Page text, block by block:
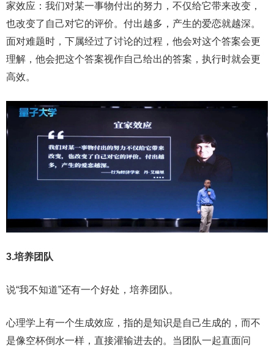
家效应：我们对某一事物付出的努力，不仅给它带来改变，
也改变了自己对它的评价。付出越多，产生的爱恋就越深。
面对难题时，下属经过了讨论的过程，他会对这个答案会更
理解，他会把这个答案视作自己给出的答案，执行时就会更
高效。
3.培养团队
说“我不知道”还有一个好处，培养团队。
心理学上有一个生成效应，指的是知识是自己生成的，而不
是像空杯倒水一样，直接灌输进去的。当团队一起直面问